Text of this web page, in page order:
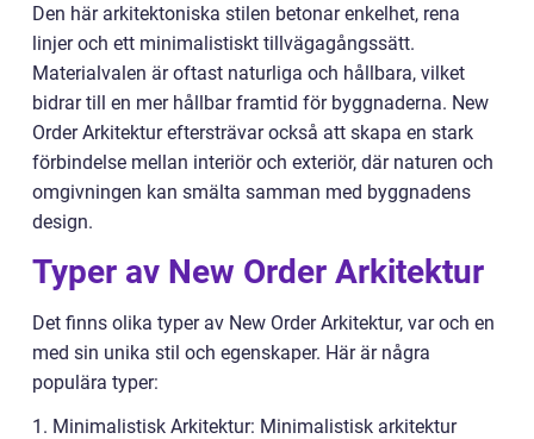
Den här arkitektoniska stilen betonar enkelhet, rena
linjer och ett minimalistiskt tillvägagångssätt.
Materialvalen är oftast naturliga och hållbara, vilket
bidrar till en mer hållbar framtid för byggnaderna. New
Order Arkitektur eftersträvar också att skapa en stark
förbindelse mellan interiör och exteriör, där naturen och
omgivningen kan smälta samman med byggnadens
design.
Typer av New Order Arkitektur
Det finns olika typer av New Order Arkitektur, var och en
med sin unika stil och egenskaper. Här är några
populära typer:
1. Minimalistisk Arkitektur: Minimalistisk arkitektur